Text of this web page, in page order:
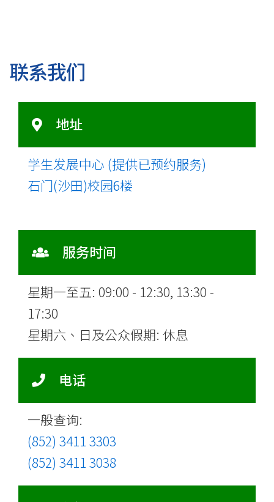
联系我们
地址
学生发展中心 (提供已预约服务)
石门(沙田)校园6楼
服务时间
星期一至五: 09:00 - 12:30, 13:30 -
17:30
星期六、日及公众假期: 休息
电话
一般查询:
(852) 3411 3303
(852) 3411 3038